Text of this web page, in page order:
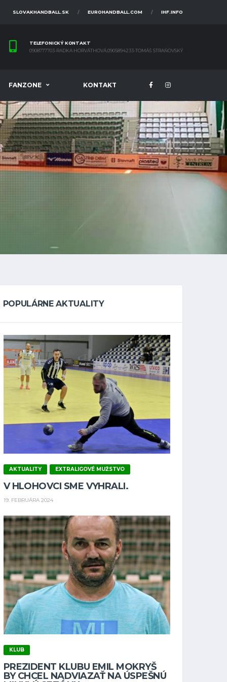
SLOVAKHANDBALL.SK EUROHANDBALL.COM IHF.INFO
TELEFONICKÝ KONTAKT
0908777703-RADKA HORVÁTHOVÁ,0905894233-TOMÁŠ STRAŇOVSKÝ
FANZONE KONTAKT
POPULÁRNE AKTUALITY
AKTUALITY EXTRALIGOVÉ MUŽSTVO
V HLOHOVCI SME VYHRALI.
19. FEBRUÁRA 2024
KLUB
PREZIDENT KLUBU EMIL MOKRYŠ
BY CHCEL NADVIAZAŤ NA ÚSPEŠNÚ